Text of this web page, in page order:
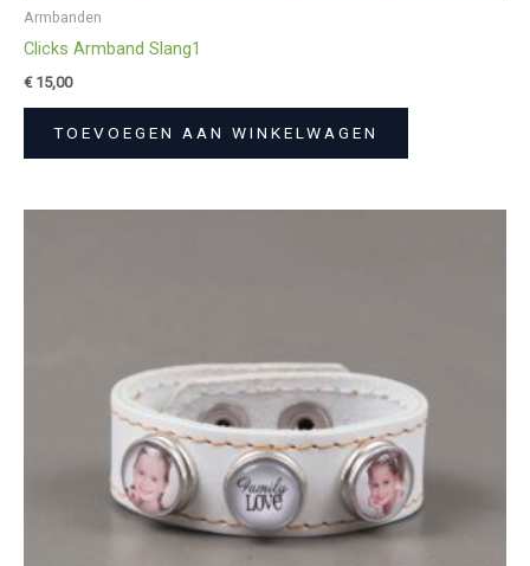
Armbanden
Clicks Armband Slang1
€15,00
TOEVOEGEN AAN WINKELWAGEN